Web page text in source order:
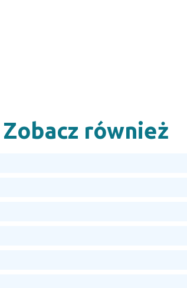
Zobacz również